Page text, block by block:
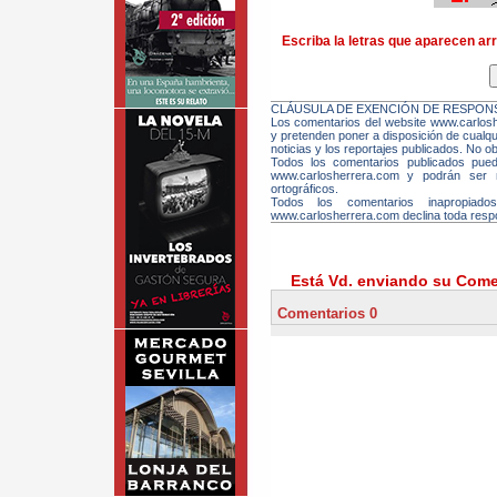
Escriba la letras que aparecen
CLÁUSULA DE EXENCIÓN DE
Los comentarios del website
y pretenden poner a disposición de
noticias y los reportajes publicados. No
Todos los comentarios publicados
www.carlosherrera.com y podrán
ortográficos.
Todos los comentarios
www.carlosherrera.com declina toda
Está Vd. enviando su
Comentarios 0